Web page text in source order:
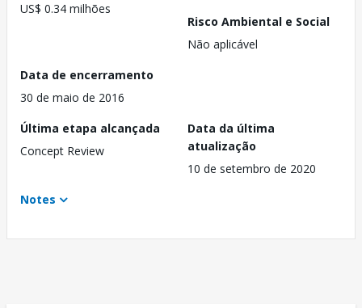
US$ 0.34 milhões
Risco Ambiental e Social
Não aplicável
Data de encerramento
30 de maio de 2016
Última etapa alcançada
Concept Review
Data da última
atualização
10 de setembro de 2020
Notes